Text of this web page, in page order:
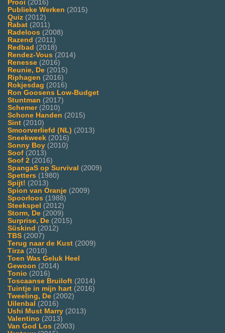
Prooi (2016)
Publieke Werken (2015)
Quiz (2012)
Rabat (2011)
Radeloos (2008)
Razend (2011)
Redbad (2018)
Rendez-Vous (2014)
Renesse (2016)
Reunie, De (2015)
Riphagen (2016)
Rokjesdag (2016)
Ron Goosens Low-Budget
Stuntman (2017)
Schemer(2010)
Schone Handen (2015)
Sint (2010)
Smoorverliefd (NL) (2013)
Sneekweek (2016)
Sonny Boy (2010)
Soof (2013)
Soof 2 (2016)
SpangaS op Survival (2009)
Spetters (1980)
Spijt! (2013)
Spion van Oranje (2009)
Spoorloos (1988)
Steekspel (2012)
Storm, De (2009)
Surprise, De (2015)
Süskind (2012)
TBS (2007)
Terug naar de Kust (2009)
Tirza (2010)
Toen Was Geluk Heel
Gewoon (2014)
Tonio (2016)
Toscaanse Bruiloft (2014)
Tuintje in mijn hart (2016)
Tweeling, De (2002)
Uilenbal (2016)
Ushi Must Marry (2013)
Valentino (2013)
Van God Los (2003)